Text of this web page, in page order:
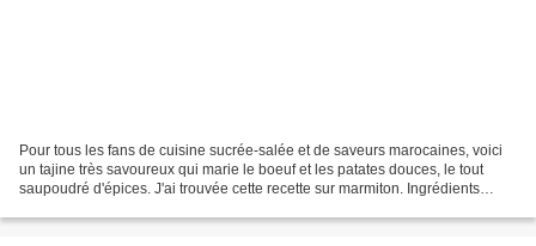
Pour tous les fans de cuisine sucrée-salée et de saveurs marocaines, voici
un tajine très savoureux qui marie le boeuf et les patates douces, le tout
saupoudré d'épices. J'ai trouvée cette recette sur marmiton. Ingrédients